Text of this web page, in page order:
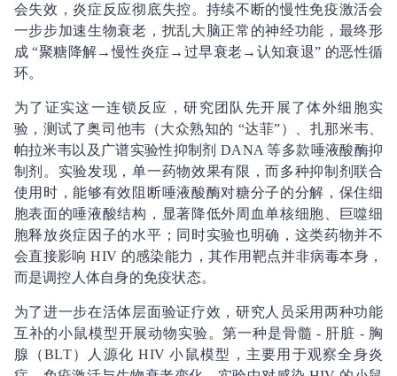
会失效，炎症反应彻底失控。持续不断的慢性免疫激活会
一步步加速生物衰老，扰乱大脑正常的神经功能，最终形
成 “聚糖降解→慢性炎症→过早衰老→认知衰退” 的恶性循
环。
为了证实这一连锁反应，研究团队先开展了体外细胞实
验，测试了奥司他韦（大众熟知的 “达菲”）、扎那米韦、
帕拉米韦以及广谱实验性抑制剂 DANA 等多款唾液酸酶抑
制剂。实验发现，单一药物效果有限，而多种抑制剂联合
使用时，能够有效阻断唾液酸酶对糖分子的分解，保住细
胞表面的唾液酸结构，显著降低外周血单核细胞、巨噬细
胞释放炎症因子的水平；同时实验也明确，这类药物并不
会直接影响 HIV 的感染能力，其作用靶点并非病毒本身，
而是调控人体自身的免疫状态。
为了进一步在活体层面验证疗效，研究人员采用两种功能
互补的小鼠模型开展动物实验。第一种是骨髓 - 肝脏 - 胸
腺（BLT）人源化 HIV 小鼠模型，主要用于观察全身炎